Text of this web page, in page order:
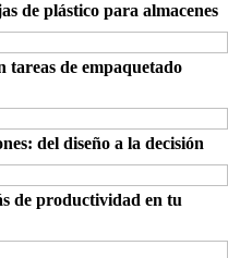
de plástico para almacenes
tareas de empaquetado
del diseño a la decisión
de productividad en tu